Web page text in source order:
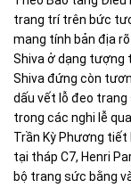
trang trí trên bức
mang tính bản địa
Shiva ở dạng tượng
Shiva đứng còn
dấu vết lỗ đeo
trong các nghi lễ
Trần Kỳ Phương
tại tháp C7, Henri
bộ trang sức bằng